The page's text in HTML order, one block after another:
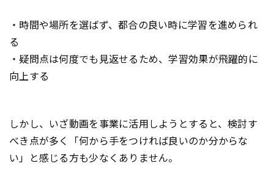
・時間や場所を選ばず、都合の良い時に学習を進められ
る
・疑問点は何度でも見返せるため、学習効果が飛躍的に
向上する
しかし、いざ動画を事業に活用しようとすると、検討す
べき点が多く「何から手をつければ良いのか分からな
い」と感じる方も少なくありません。